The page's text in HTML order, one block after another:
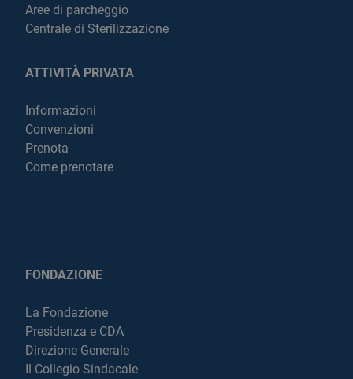
Aree di parcheggio
Centrale di Sterilizzazione
ATTIVITÀ PRIVATA
Informazioni
Convenzioni
Prenota
Come prenotare
FONDAZIONE
La Fondazione
Presidenza e CDA
Direzione Generale
Il Collegio Sindacale